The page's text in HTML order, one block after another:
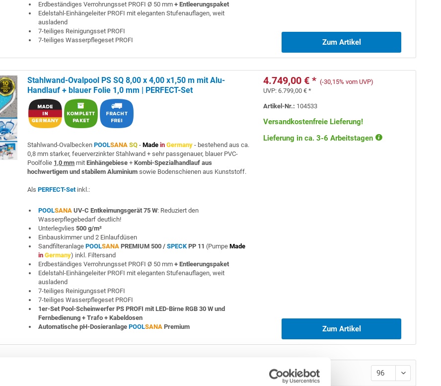
Erdbeständiges Verrohrungsset PROFI Ø 50 mm+ Entleerungspaket
Edelstahl-Einhängeleiter PROFI mit eleganten Stufenauflagen, weit
ausladend
7-teiliges Reinigungsset PROFI
7-teiliges Wasserpflegeset PROFI
Zum Artikel
Stahlwand-Ovalpool PS SQ 8,00 x 4,00 x1,50 m mit Alu-
Handlauf + blauer Folie 1,0 mm | PERFECT-Set
Stahlwand-OvalbeckenPOOLSANA SQ -Made in Germany - bestehend aus ca.
0,8 mm starker, feuerverzinkter Stahlwand + sehr passgenauer, blauer PVC-
Poolfolie 1,0 mm mitEinhängebiese +Kombi-Spezialhandlauf aus
hochwertigem und stabilem Aluminium sowie Bodenschienen aus Kunststoff.
AlsPERFECT-Setinkl.:
POOLSANA UV-C Entkeimungsgerät 75 W: Reduziert den
Wasserpflegebedarf deutlich!
Unterlegvlies500 g/m²
Einbauskimmer und 2 Einlaufdüsen
SandfilteranlagePOOLSANA PREMIUM 500 / SPECKPP 11 (PumpeMade
in Germany) inkl. Filtersand
Erdbeständiges Verrohrungsset PROFI Ø 50 mm+ Entleerungspaket
Edelstahl-Einhängeleiter PROFI mit eleganten Stufenauflagen, weit
ausladend
7-teiliges Reinigungsset PROFI
7-teiliges Wasserpflegeset PROFI
1er-Set Pool-Scheinwerfer PS PROFI mit LED-Birne RGB 30 W und
Fernbedienung + Trafo + Kabeldosen
Automatische pH-DosieranlagePOOLSANA Premium
4.749,00 € * (-30,15% vom UVP)
UVP:6.799,00 € *
Artikel-Nr.: 104533
Versandkostenfreie Lieferung!
Lieferung in ca. 3-6 Arbeitstagen
Zum Artikel